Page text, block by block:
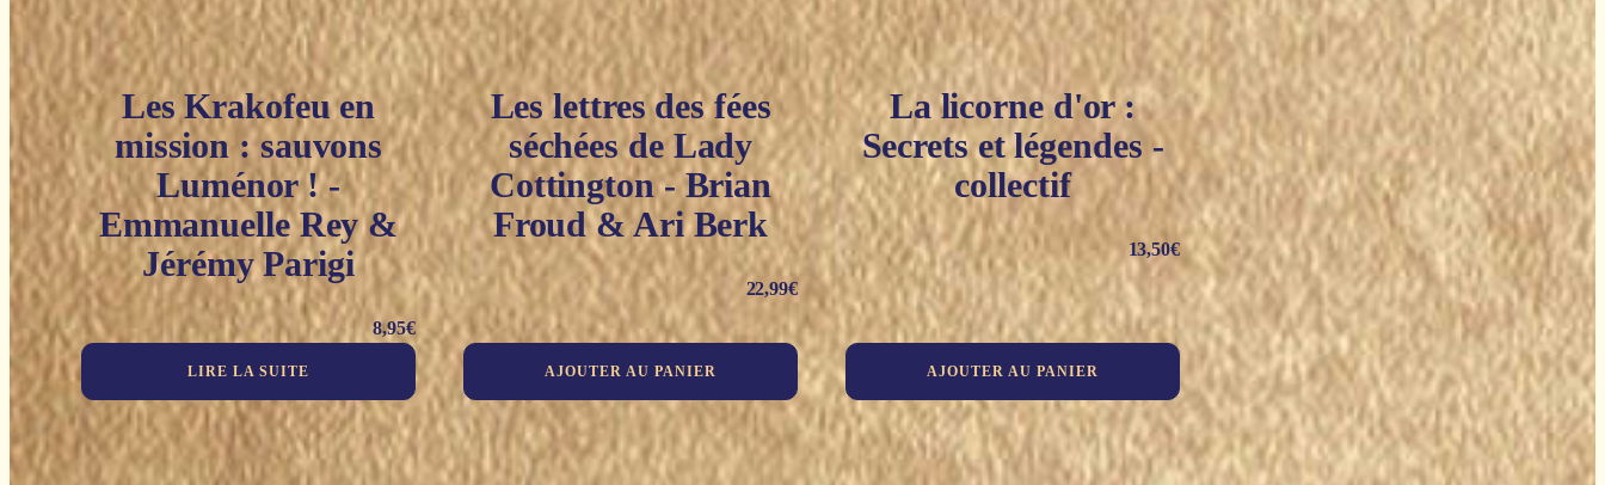
Les Krakofeu en
mission : sauvons
Luménor ! -
Emmanuelle Rey &
Jérémy Parigi
8,95€
LIRE LA SUITE
Les lettres des fées
séchées de Lady
Cottington - Brian
Froud & Ari Berk
22,99€
AJOUTER AU PANIER
La licorne d'or :
Secrets et légendes -
collectif
13,50€
AJOUTER AU PANIER